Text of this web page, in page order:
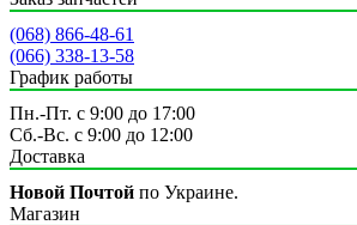
(068) 866-48-61
(066) 338-13-58
График работы
Пн.-Пт. с 9:00 до 17:00
Сб.-Вс. с 9:00 до 12:00
Доставка
Новой Почтой по Украине.
Магазин